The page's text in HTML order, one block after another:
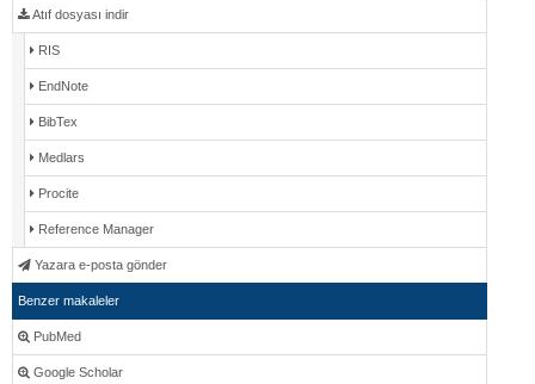
Atıf dosyası indir
RIS
EndNote
BibTex
Medlars
Procite
Reference Manager
Yazara e-posta gönder
Benzer makaleler
PubMed
Google Scholar